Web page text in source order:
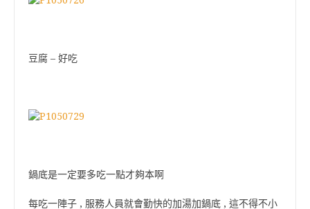
豆腐 – 好吃
鍋底是一定要多吃一點才夠本啊
每吃一陣子 , 服務人員就會勤快的加湯加鍋底 , 這不得不小